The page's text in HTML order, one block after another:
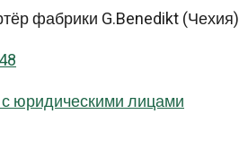
фабрики G.Benedikt
юридическими лицами